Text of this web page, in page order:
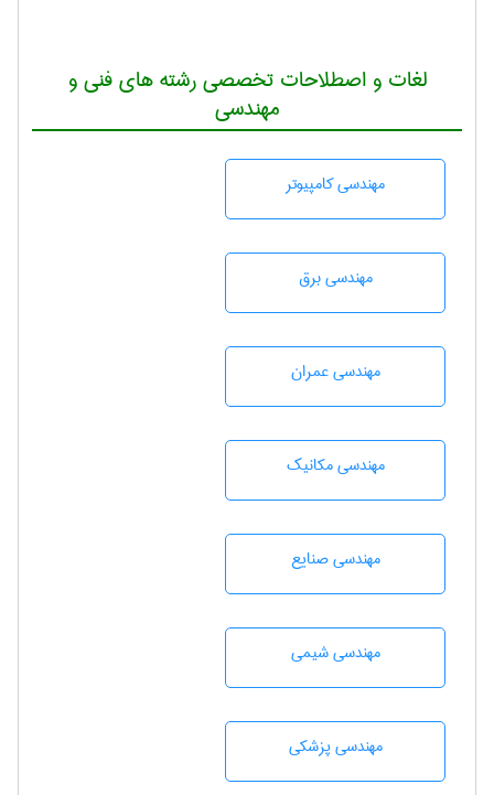
لغات و اصطلاحات تخصصی رشته های فنی و
مهندسی
مهندسی كامپيوتر
مهندسی برق
مهندسی عمران
مهندسی مکانیک
مهندسی صنايع
مهندسي شيمی
مهندسی پزشکی